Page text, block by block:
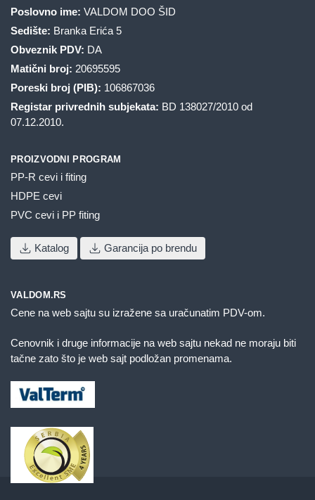
Poslovno ime: VALDOM DOO ŠID
Sedište: Branka Erića 5
Obveznik PDV: DA
Matični broj: 20695595
Poreski broj (PIB): 106867036
Registar privrednih subjekata: BD 138027/2010 od
07.12.2010.
PROIZVODNI PROGRAM
PP-R cevi i fiting
HDPE cevi
PVC cevi i PP fiting
Katalog Garancija po brendu
VALDOM.RS
Cene na web sajtu su izražene sa uračunatim PDV-om.
Cenovnik i druge informacije na web sajtu nekad ne moraju biti
tačne zato što je web sajt podložan promenama.